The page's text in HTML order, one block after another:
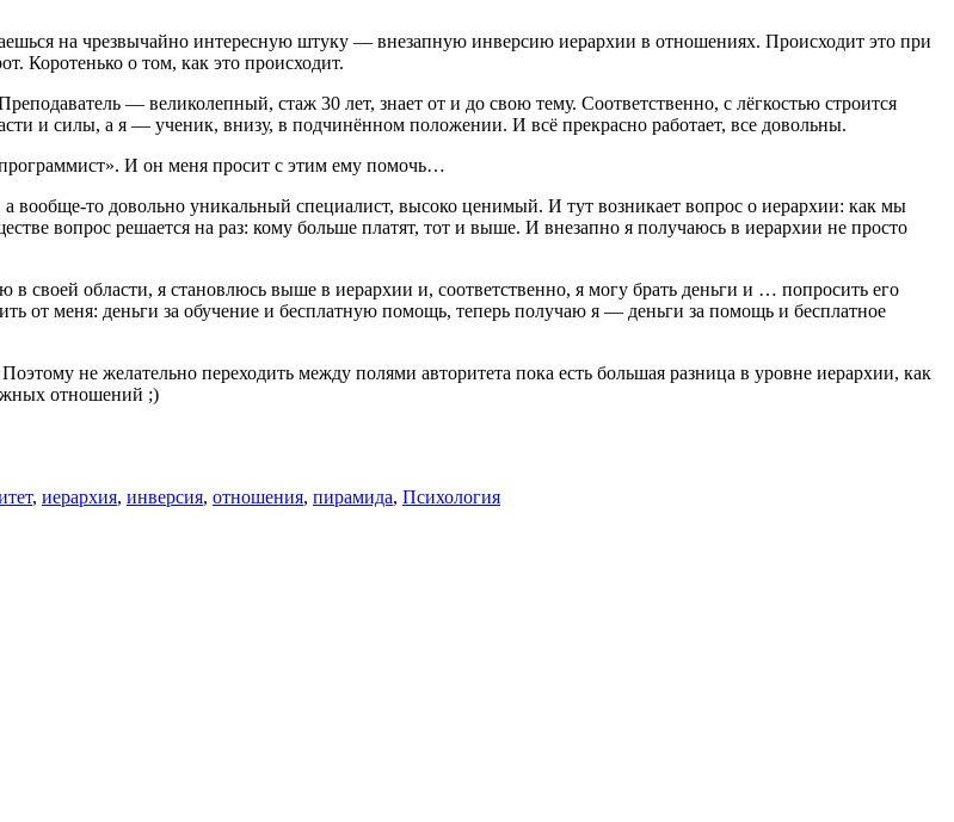
на чрезвычайно интересную штуку — внезапную инверсию иерархии в отношениях. Происходит это при
Коротенько о том, как это происходит.
— великолепный, стаж 30 лет, знает от и до свою тему. Соответственно, с лёгкостью строится
и силы, а я — ученик, внизу, в подчинённом положении. И всё прекрасно работает, все довольны.
И он меня просит с этим ему помочь…
вообще-то довольно уникальный специалист, высоко ценимый. И тут возникает вопрос о иерархии: как мы
вопрос решается на раз: кому больше платят, тот и выше. И внезапно я получаюсь в иерархии не просто
своей области, я становлюсь выше в иерархии и, соответственно, я могу брать деньги и … попросить его
от меня: деньги за обучение и бесплатную помощь, теперь получаю я — деньги за помощь и бесплатное
не желательно переходить между полями авторитета пока есть большая разница в уровне иерархии, как
отношений ;)
, иерархия, инверсия, отношения, пирамида, Психология